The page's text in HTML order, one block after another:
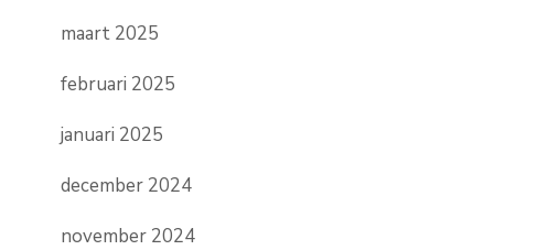
maart 2025
februari 2025
januari 2025
december 2024
november 2024